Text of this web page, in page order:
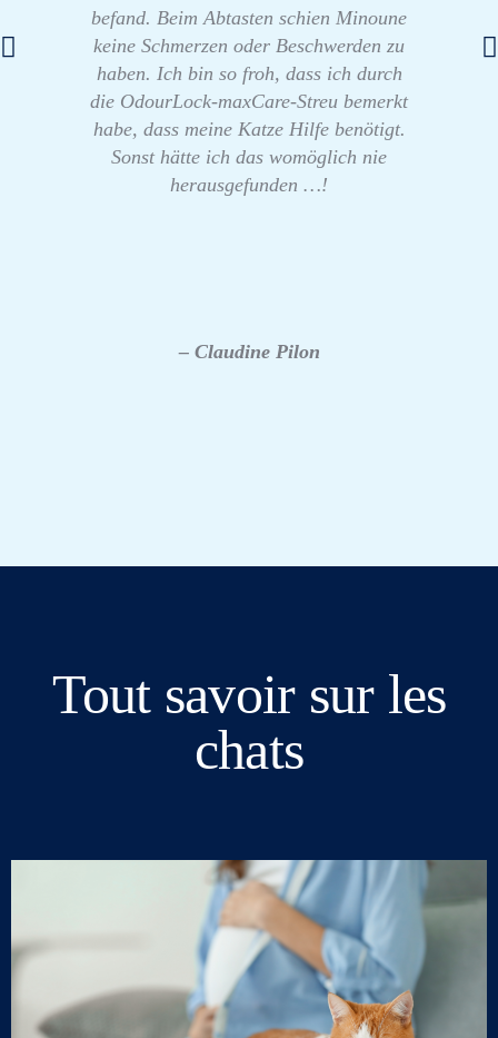
befand. Beim Abtasten schien Minoune
keine Schmerzen oder Beschwerden zu
haben. Ich bin so froh, dass ich durch
die OdourLock-maxCare-Streu bemerkt
habe, dass meine Katze Hilfe benötigt.
Sonst hätte ich das womöglich nie
herausgefunden …!
– Claudine Pilon
Tout savoir sur les
chats